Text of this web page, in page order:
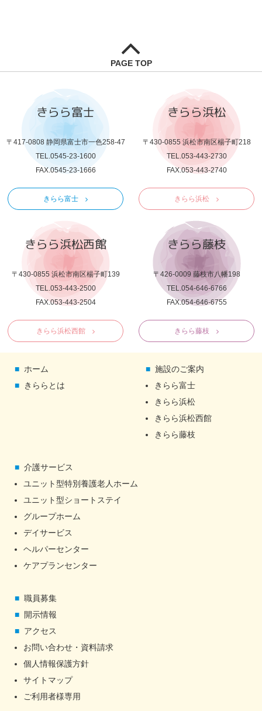
PAGE TOP
きらら富士
〒417-0808 静岡県富士市一色258-47
TEL.0545-23-1600
FAX.0545-23-1666
きらら富士
きらら浜松
〒430-0855 浜松市南区楊子町218
TEL.053-443-2730
FAX.053-443-2740
きらら浜松
きらら浜松西館
〒430-0855 浜松市南区楊子町139
TEL.053-443-2500
FAX.053-443-2504
きらら浜松西館
きらら藤枝
〒426-0009 藤枝市八幡198
TEL.054-646-6766
FAX.054-646-6755
きらら藤枝
ホーム
きららとは
施設のご案内
きらら富士
きらら浜松
きらら浜松西館
きらら藤枝
介護サービス
ユニット型特別養護老人ホーム
ユニット型ショートステイ
グループホーム
デイサービス
ヘルパーセンター
ケアプランセンター
職員募集
開示情報
アクセス
お問い合わせ・資料請求
個人情報保護方針
サイトマップ
ご利用者様専用